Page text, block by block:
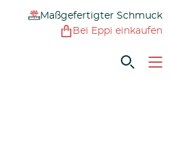
Maßgefertigter Schmuck
Bei Eppi einkaufen